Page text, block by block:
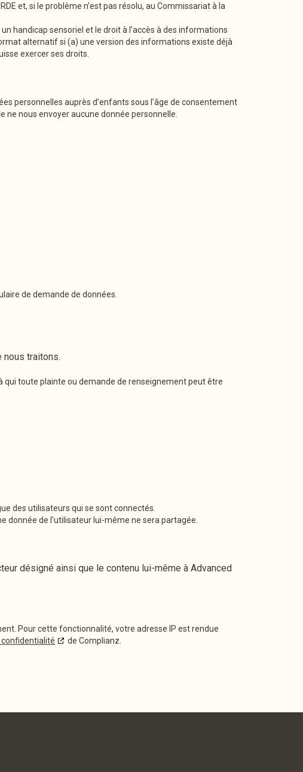
et, si le problème n’est pas résolu, au Commissariat à la
handicap sensoriel et le droit à l’accès à des informations
alternatif si (a) une version des informations existe déjà
exercer ses droits.
personnelles auprès d’enfants sous l’âge de consentement
ne nous envoyer aucune donnée personnelle.
de demande de données.
nous traitons.
qui toute plainte ou demande de renseignement peut être
des utilisateurs qui se sont connectés.
donnée de l'utilisateur lui-même ne sera partagée.
désigné ainsi que le contenu lui-même à Advanced
Pour cette fonctionnalité, votre adresse IP est rendue
confidentialité de Complianz.